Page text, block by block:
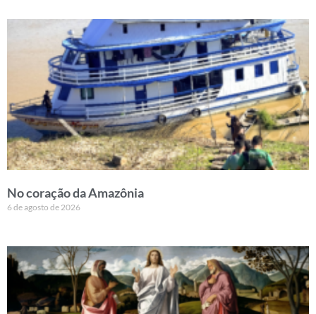
No coração da Amazônia
6 de agosto de 2026